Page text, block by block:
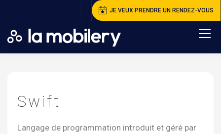
JE VEUX PRENDRE UN RENDEZ-VOUS
Swift
Langage de programmation introduit et géré par